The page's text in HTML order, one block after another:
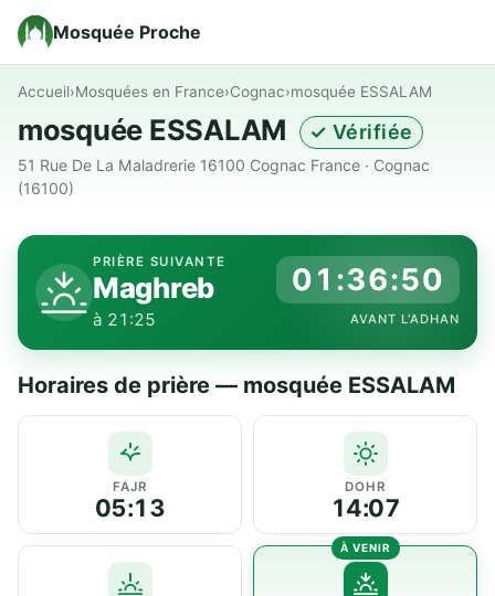
Mosquée Proche
Accueil›Mosquées en France›Cognac›mosquée ESSALAM
mosquée ESSALAM ✓ Vérifiée
51 Rue De La Maladrerie 16100 Cognac France · Cognac
(16100)
PRIÈRE SUIVANTE
Maghreb
à 21:25
01:36:49
AVANT L'ADHAN
Horaires de prière — mosquée ESSALAM
FAJR
05:13
DOHR
14:07